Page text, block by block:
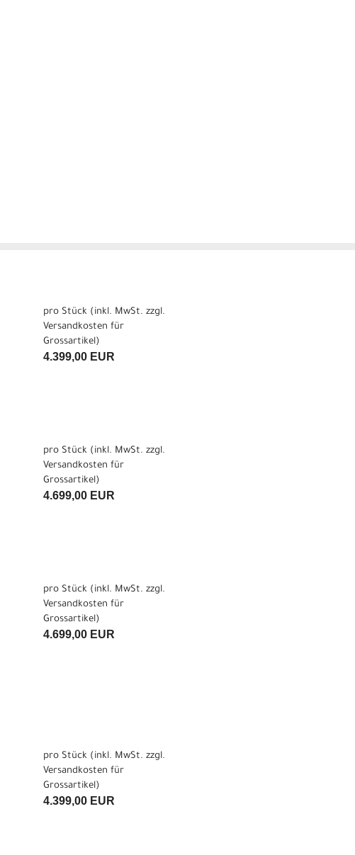
pro Stück (inkl. MwSt. zzgl.
Versandkosten für
Grossartikel)
4.399,00 EUR
pro Stück (inkl. MwSt. zzgl.
Versandkosten für
Grossartikel)
4.699,00 EUR
pro Stück (inkl. MwSt. zzgl.
Versandkosten für
Grossartikel)
4.699,00 EUR
pro Stück (inkl. MwSt. zzgl.
Versandkosten für
Grossartikel)
4.399,00 EUR